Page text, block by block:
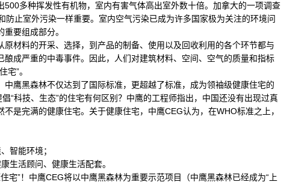
多种挥发性有机物，室内有害气体高出室外数十倍。加拿大的一项调查
止室外污染一样重要。室内空气污染已成为许多国家极为关注的环境问
要组成部分。
料的开采、选择，到产品的制备、使用以及回收利用的各个环节都与
成严重的中毒事件。因此，人们对建筑材料、空间、空气的质量和指标
宅”。
黑森林不仅达到了国际标准，更超越了标准，成为领袖级健康住宅的
“科技、生态”的住宅有何区别？中鹰的工程师指出，中国还没有出现过真
是完满的健康住宅。关于健康住宅，中鹰CEG认为，在WHO标准之上，
智能环境；
活顾问、健康生活配套。
”！中鹰CEG将以中鹰黑森林为重要示范项目（中鹰黑森林已经成为“上